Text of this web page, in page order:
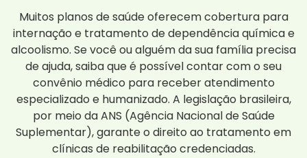
Muitos planos de saúde oferecem cobertura para
internação e tratamento de dependência química e
alcoolismo. Se você ou alguém da sua família precisa
de ajuda, saiba que é possível contar com o seu
convênio médico para receber atendimento
especializado e humanizado. A legislação brasileira,
por meio da ANS (Agência Nacional de Saúde
Suplementar), garante o direito ao tratamento em
clínicas de reabilitação credenciadas.